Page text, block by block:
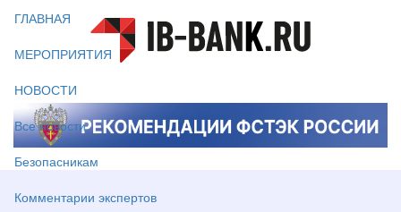
ГЛАВНАЯ
МЕРОПРИЯТИЯ
НОВОСТИ
Все новости
Безопасникам
Комментарии экспертов